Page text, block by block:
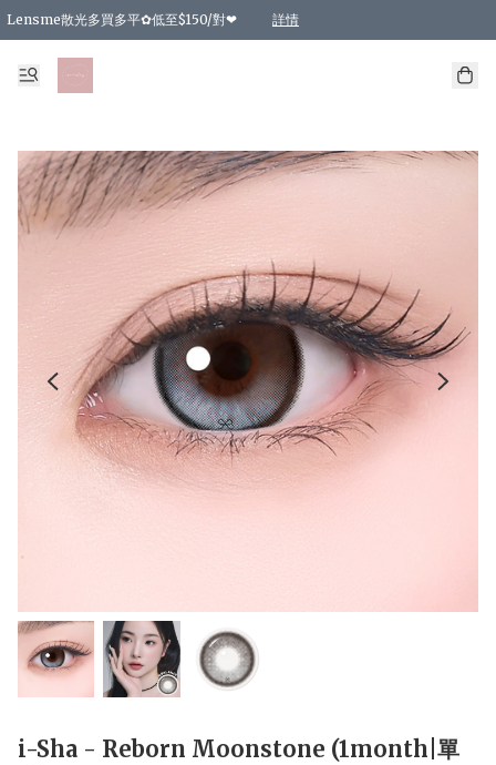
Lensme散光多買多平✿低至$150/對❤ 詳情
台灣Karacon⁩✧日拋 特價清貨❁⃘
日本韓國多款日/月拋現貨☼ 特價❤︎數量有限 售完即止
🇰🇷韓國多款月拋現貨 特價兩對$99✿數量有限 售完即止♫
精選商品，任選買2件或以上9 折；買4件或以上85 折；買6件或以上8 折
精選商品，任選買2件HKD 140.00；買4件HKD 260.00
精選商品，任選買2件HKD 190.00；買4件HKD 360.00
精選商品，任選買2件HKD 110.00；買4件HKD 180.00
精選商品，任選買2件HKD 170.00；買4件HKD 320.00
精選商品，任選買2件或以上減HKD 148.00
精選商品，任選買2件或以上減HKD 148.00
精選商品，任選買2件或以上95 折；買4件或以上9 折；買6件或以上85 折；買8件
精選商品，任選買12件或以上87 折
精選商品，任選買2件或以上減HKD 16.00；買4件或以上減HKD 32.00；買6
精選商品，任選買2件或以上95 折；買4件或以上9 折；買8件或以上85 折；買12
購物滿 HKD 800.00即享免運費優惠！（適用於 特定的送貨方式 )
i-Sha - Reborn Moonstone (1month|單